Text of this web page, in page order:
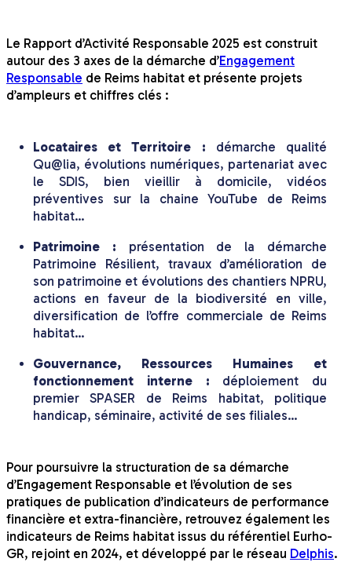
Le Rapport d’Activité Responsable 2025 est construit
autour des 3 axes de la démarche d’Engagement
Responsable de Reims habitat et présente projets
d’ampleurs et chiffres clés :
Locataires et Territoire : démarche qualité
Qu@lia, évolutions numériques, partenariat avec
le SDIS, bien vieillir à domicile, vidéos
préventives sur la chaine YouTube de Reims
habitat…
Patrimoine : présentation de la démarche
Patrimoine Résilient, travaux d’amélioration de
son patrimoine et évolutions des chantiers NPRU,
actions en faveur de la biodiversité en ville,
diversification de l’offre commerciale de Reims
habitat…
Gouvernance, Ressources Humaines et
fonctionnement interne : déploiement du
premier SPASER de Reims habitat, politique
handicap, séminaire, activité de ses filiales…
Pour poursuivre la structuration de sa démarche
d’Engagement Responsable et l’évolution de ses
pratiques de publication d’indicateurs de performance
financière et extra-financière, retrouvez également les
indicateurs de Reims habitat issus du référentiel Eurho-
GR, rejoint en 2024, et développé par le réseau Delphis.